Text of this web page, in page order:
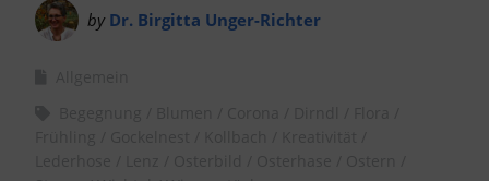
by Dr. Birgitta Unger-Richter